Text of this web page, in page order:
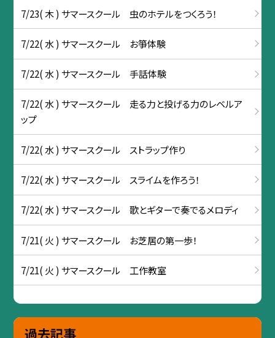
7/23( 木 ) サマースクール 虫のホテルをつくろう！
7/22( 水 ) サマースクール お箏体験
7/22( 水 ) サマースクール 手話体験
7/22( 水 ) サマースクール 走る力と投げる力のレベルア
ップ
7/22( 水 ) サマースクール ストラップ作り
7/22( 水 ) サマースクール スライムを作ろう！
7/22( 水 ) サマースクール 歌とギターで奏でるメロディ
7/21( 火 ) サマースクール お芝居の第一歩！
7/21( 火 ) サマースクール 工作教室
過去記事